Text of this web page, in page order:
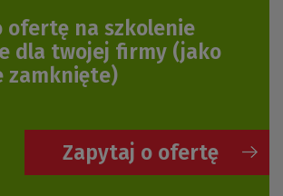
ofertę na szkolenie
dla twojej firmy (jako
zamknięte)
Zapytaj o ofertę